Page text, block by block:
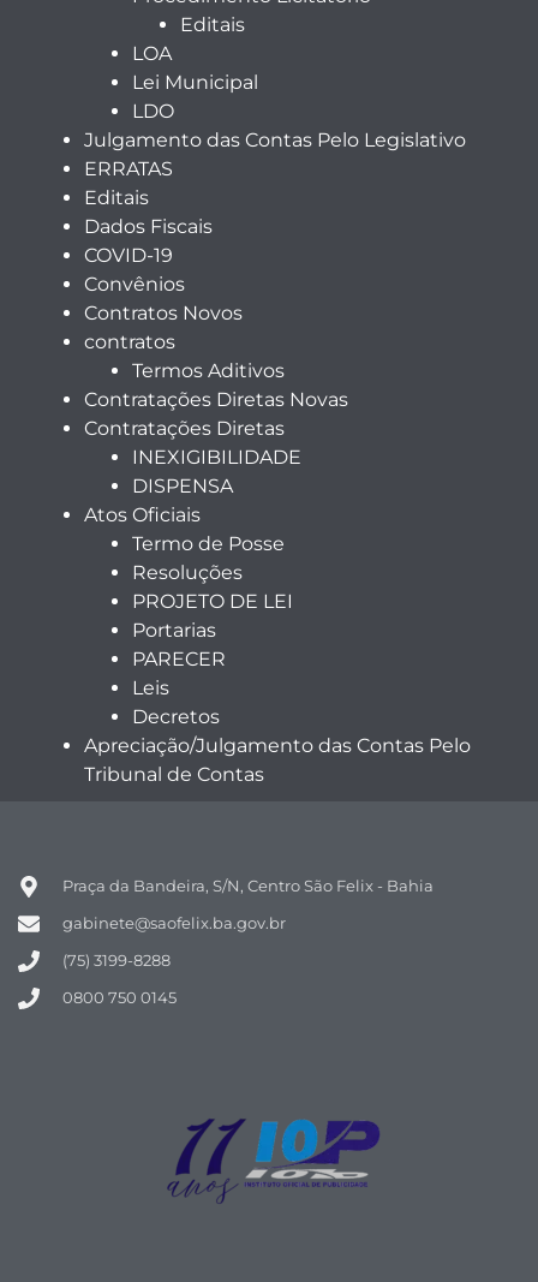
Editais
LOA
Lei Municipal
LDO
Julgamento das Contas Pelo Legislativo
ERRATAS
Editais
Dados Fiscais
COVID-19
Convênios
Contratos Novos
contratos
Termos Aditivos
Contratações Diretas Novas
Contratações Diretas
INEXIGIBILIDADE
DISPENSA
Atos Oficiais
Termo de Posse
Resoluções
PROJETO DE LEI
Portarias
PARECER
Leis
Decretos
Apreciação/Julgamento das Contas Pelo
Tribunal de Contas
Praça da Bandeira, S/N, Centro São Felix - Bahia
gabinete@saofelix.ba.gov.br
(75) 3199-8288
0800 750 0145